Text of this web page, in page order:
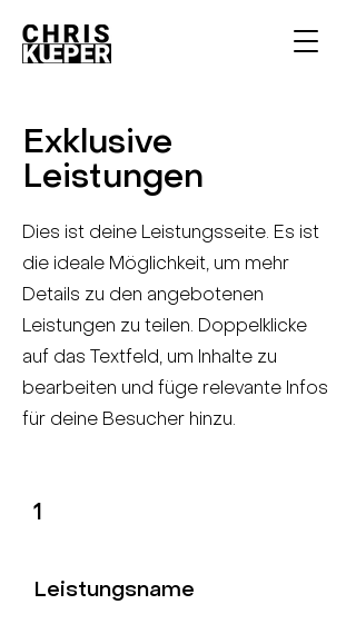
Exklusive
Leistungen
Dies ist deine Leistungsseite. Es ist
die ideale Möglichkeit, um mehr
Details zu den angebotenen
Leistungen zu teilen. Doppelklicke
auf das Textfeld, um Inhalte zu
bearbeiten und füge relevante Infos
für deine Besucher hinzu.
1
Leistungsname